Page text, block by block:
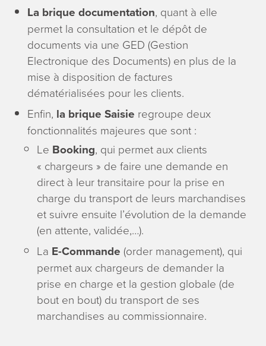
La brique documentation, quant à elle
permet la consultation et le dépôt de
documents via une GED (Gestion
Electronique des Documents) en plus de la
mise à disposition de factures
dématérialisées pour les clients.
Enfin, la brique Saisie regroupe deux
fonctionnalités majeures que sont :
Le Booking, qui permet aux clients
« chargeurs » de faire une demande en
direct à leur transitaire pour la prise en
charge du transport de leurs marchandises
et suivre ensuite l’évolution de la demande
(en attente, validée,…).
La E-Commande (order management), qui
permet aux chargeurs de demander la
prise en charge et la gestion globale (de
bout en bout) du transport de ses
marchandises au commissionnaire.